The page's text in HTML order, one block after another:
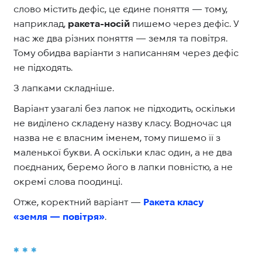
слово містить дефіс, це єдине поняття — тому,
наприклад, ракета-носій пишемо через дефіс. У
нас же два різних поняття — земля та повітря.
Тому обидва варіанти з написанням через дефіс
не підходять.
З лапками складніше.
Варіант узагалі без лапок не підходить, оскільки
не виділено складену назву класу. Водночас ця
назва не є власним іменем, тому пишемо її з
маленької букви. А оскільки клас один, а не два
поєднаних, беремо його в лапки повністю, а не
окремі слова поодинці.
Отже, коректний варіант — Ракета класу
«земля — повітря».
* * *